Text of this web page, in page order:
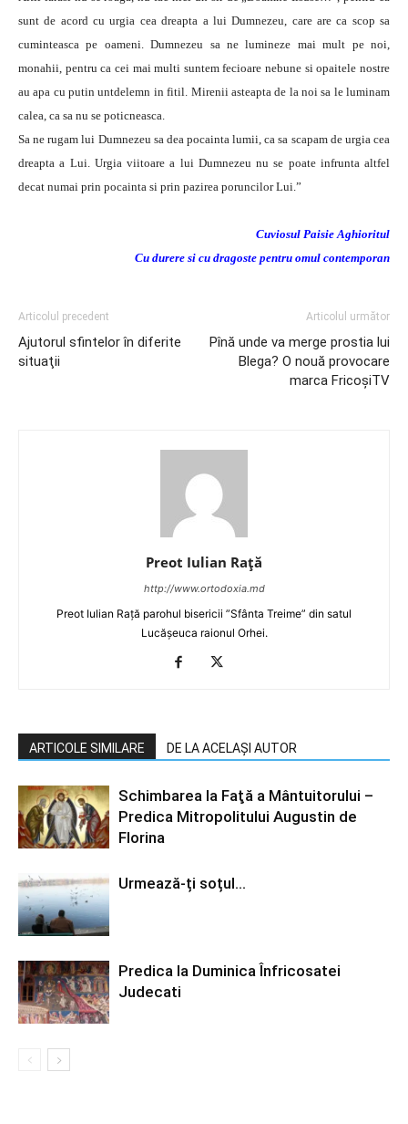
sunt de acord cu urgia cea dreapta a lui Dumnezeu, care are ca scop sa
cuminteasca pe oameni. Dumnezeu sa ne lumineze mai mult pe noi,
monahii, pentru ca cei mai multi suntem fecioare nebune si opaitele nostre
au apa cu putin untdelemn in fitil. Mirenii asteapta de la noi sa le luminam
calea, ca sa nu se poticneasca.
Sa ne rugam lui Dumnezeu sa dea pocainta lumii, ca sa scapam de urgia cea
dreapta a Lui. Urgia viitoare a lui Dumnezeu nu se poate infrunta altfel
decat numai prin pocainta si prin pazirea poruncilor Lui.”
Cuviosul Paisie Aghioritul
Cu durere si cu dragoste pentru omul contemporan
Articolul precedent
Ajutorul sfintelor în diferite
situaţii
Articolul următor
Pînă unde va merge prostia lui
Blega? O nouă provocare
marca FricoşiTV
Preot Iulian Raţă
http://www.ortodoxia.md
Preot Iulian Rață parohul bisericii ”Sfânta Treime” din satul
Lucășeuca raionul Orhei.
ARTICOLE SIMILARE DE LA ACELAȘI AUTOR
Schimbarea la Faţă a Mântuitorului –
Predica Mitropolitului Augustin de
Florina
Urmează-ți soțul…
Predica la Duminica Înfricosatei
Judecati